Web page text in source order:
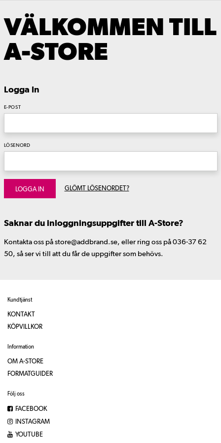
VÄLKOMMEN TILL
A-STORE
Logga In
E-POST
LÖSENORD
LOGGA IN GLÖMT LÖSENORDET?
Saknar du inloggningsuppgifter till A-Store?
Kontakta oss på store@addbrand.se, eller ring oss på 036-37 62
50, så ser vi till att du får de uppgifter som behövs.
Kundtjänst
KONTAKT
KÖPVILLKOR
Information
OM A-STORE
FORMATGUIDER
Följ oss
FACEBOOK
INSTAGRAM
YOUTUBE